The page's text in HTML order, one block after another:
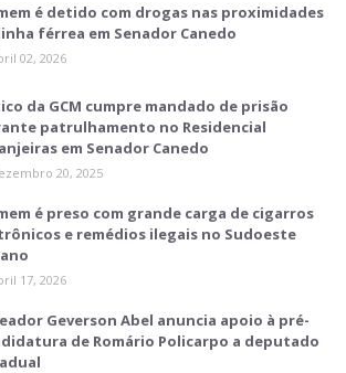
é detido com drogas nas proximidades
férrea em Senador Canedo
02, 2026
da GCM cumpre mandado de prisão
patrulhamento no Residencial
em Senador Canedo
20, 2025
é preso com grande carga de cigarros
e remédios ilegais no Sudoeste
17, 2026
Geverson Abel anuncia apoio à pré-
de Romário Policarpo a deputado